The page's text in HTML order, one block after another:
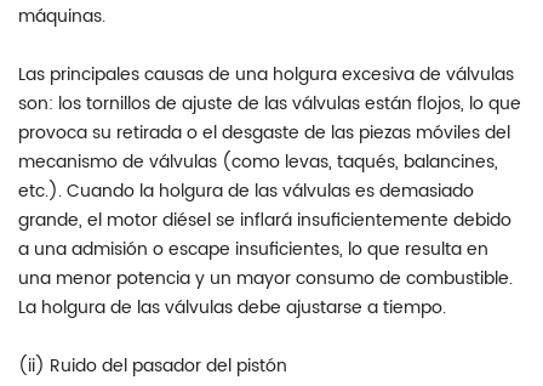
máquinas.
Las principales causas de una holgura excesiva de válvulas
son: los tornillos de ajuste de las válvulas están flojos, lo que
provoca su retirada o el desgaste de las piezas móviles del
mecanismo de válvulas (como levas, taqués, balancines,
etc.). Cuando la holgura de las válvulas es demasiado
grande, el motor diésel se inflará insuficientemente debido
a una admisión o escape insuficientes, lo que resulta en
una menor potencia y un mayor consumo de combustible.
La holgura de las válvulas debe ajustarse a tiempo.
(ii) Ruido del pasador del pistón